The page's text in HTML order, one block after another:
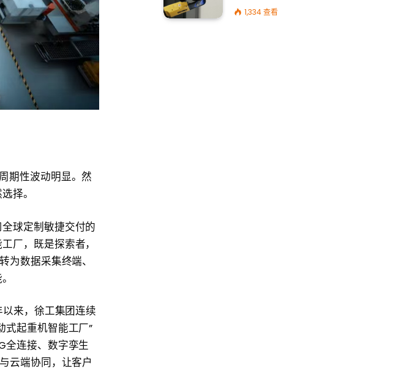
期性波动明显。然
择。
球定制敏捷交付的
厂，既是探索者，
为数据采集终端、
来，徐工集团连续
式起重机智能工厂”
全连接、数字孪生
云端协同，让客户
1,334查看